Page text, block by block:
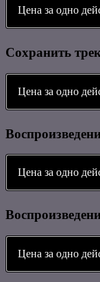
Цена за одно
Сохранить
Цена за одно
Цена за одно
Цена за одно